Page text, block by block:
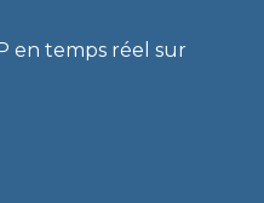
en temps réel sur